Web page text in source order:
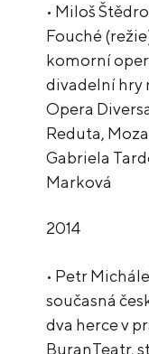
• Miloš
Fouché
komorní
divadelní hry
Opera
Reduta,
Gabriela
Marková
2014
• Petr
současná
dva herce v
BuranTeatr,